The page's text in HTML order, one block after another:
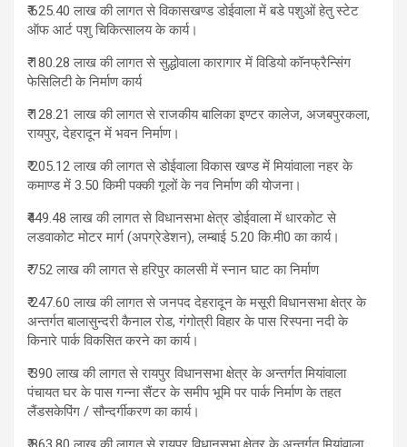
₹ 625.40 लाख की लागत से विकासखण्ड डोईवाला में बडे पशुओं हेतु स्टेट
ऑफ आर्ट पशु चिकित्सालय के कार्य।
₹ 180.28 लाख की लागत से सुद्धोवाला कारागार में विडियो कॉनफ्रैन्सिंग
फेसिलिटी के निर्माण कार्य
₹ 128.21 लाख की लागत से राजकीय बालिका इण्टर कालेज, अजबपुरकला,
रायपुर, देहरादून में भवन निर्माण।
₹ 205.12 लाख की लागत से डोईवाला विकास खण्ड में मियांवाला नहर के
कमाण्ड में 3.50 किमी पक्की गूलों के नव निर्माण की योजना।
₹449.48 लाख की लागत से विधानसभा क्षेत्र डोईवाला में धारकोट से
लडवाकोट मोटर मार्ग (अपग्रेडेशन), लम्बाई 5.20 कि.मी0 का कार्य।
₹ 752 लाख की लागत से हरिपुर कालसी में स्नान घाट का निर्माण
₹ 247.60 लाख की लागत से जनपद देहरादून के मसूरी विधानसभा क्षेत्र के
अन्तर्गत बालासुन्दरी कैनाल रोड, गंगोत्री विहार के पास रिस्पना नदी के
किनारे पार्क विकसित करने का कार्य।
₹ 390 लाख की लागत से रायपुर विधानसभा क्षेत्र के अन्तर्गत मियांवाला
पंचायत घर के पास गन्ना सैंटर के समीप भूमि पर पार्क निर्माण के तहत
लैंडसकेपिंग / सौन्दर्गीकरण का कार्य।